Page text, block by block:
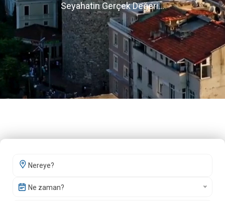
Seyahatin Gerçek Değeri...
Ne zaman?